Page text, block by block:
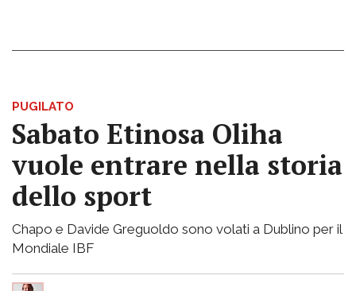
PUGILATO
Sabato Etinosa Oliha
vuole entrare nella storia
dello sport
Chapo e Davide Greguoldo sono volati a Dublino per il
Mondiale IBF